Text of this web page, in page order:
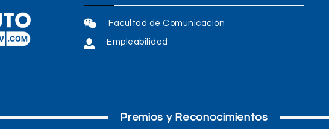
Facultad de Comunicación
Empleabilidad
Premios y Reconocimientos